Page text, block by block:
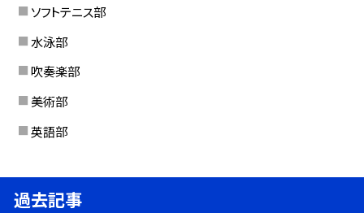
ソフトテニス部
水泳部
吹奏楽部
美術部
英語部
過去記事